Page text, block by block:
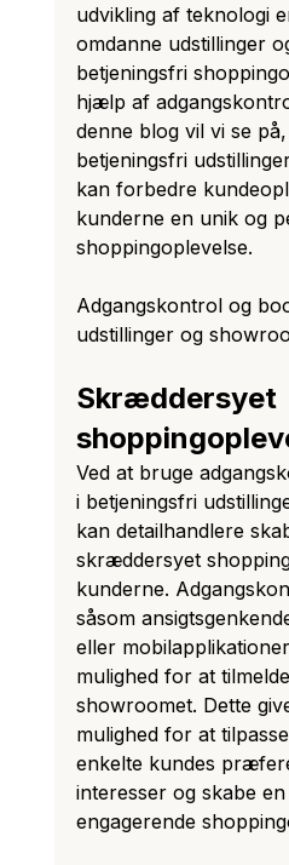
udvikling af teknologi
omdanne udstillinger
betjeningsfri
hjælp af
denne blog vil vi se
betjeningsfri
kan forbedre
kunderne en unik og
shoppingoplevelse.
Adgangskontrol og
udstillinger og
Skræddersyet
Ved at bruge
i betjeningsfri
kan detailhandlere
skræddersyet
kunderne.
såsom
eller
mulighed for at
showroomet. Dette
mulighed for at
enkelte kundes
interesser og skabe
engagerende